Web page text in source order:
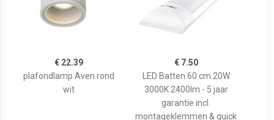
€ 22.39
plafondlamp Aven rond
wit
€ 7.50
LED Batten 60 cm 20W
3000K 2400lm - 5 jaar
garantie incl.
montageklemmen & quick